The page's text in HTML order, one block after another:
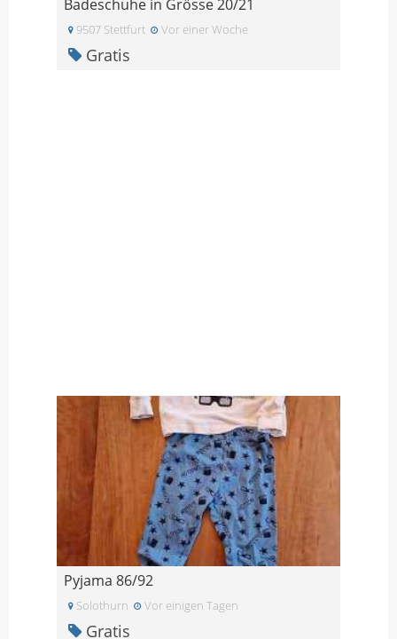
Badeschuhe in Grösse 20/21
9507 Stettfurt Vor einer Woche
Gratis
Pyjama 86/92
Solothurn Vor einigen Tagen
Gratis